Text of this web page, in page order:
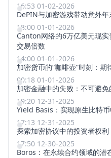
16:53 01-02-2026
DePIN与加密游戏带动意外年
18:00 01-01-2026
Canton网络的6万亿美元现
交易倍数
14:00 01-01-2026
加密货币的“咖啡壶”时刻：期
00:18 01-01-2026
加密金融中的失败：不可避
19:20 12-31-2025
Yield Basis：实现原生比特
17:13 12-31-2025
探索加密协议中的投资者权
17:50 12-30-2025
Boros：在永续合约领域的潜